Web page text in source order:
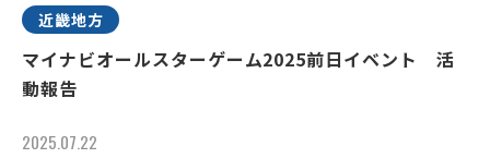
近畿地方
マイナビオールスターゲーム2025前日イベント 活
動報告
2025.07.22